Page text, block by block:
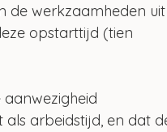
de werkzaamheden
opstarttijd (tien
arbeidstijd, en dat